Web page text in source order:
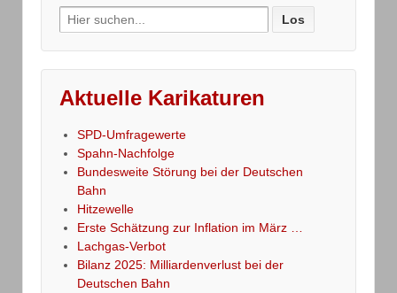
Search
for:
Aktuelle Karikaturen
SPD-Umfragewerte
Spahn-Nachfolge
Bundesweite Störung bei der Deutschen
Bahn
Hitzewelle
Erste Schätzung zur Inflation im März …
Lachgas-Verbot
Bilanz 2025: Milliardenverlust bei der
Deutschen Bahn